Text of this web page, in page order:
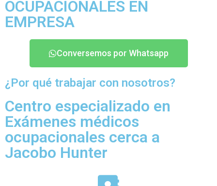
OCUPACIONALES EN
EMPRESA
Conversemos por Whatsapp
¿Por qué trabajar con nosotros?
Centro especializado en
Exámenes médicos
ocupacionales cerca a
Jacobo Hunter